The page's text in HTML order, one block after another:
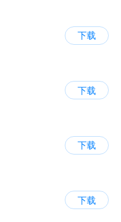
下载
下载
下载
下载